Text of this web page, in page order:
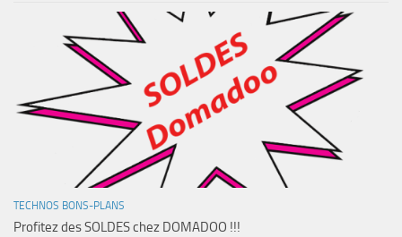
TECHNOS BONS-PLANS
Profitez des SOLDES chez DOMADOO !!!